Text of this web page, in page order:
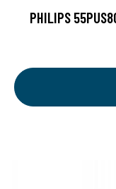
PHILIPS